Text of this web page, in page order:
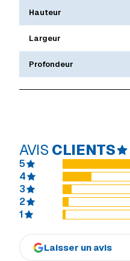
Hauteur
Largeur
Profondeur
AVIS CLIENTS
5
4
3
2
1
Laisser un avis